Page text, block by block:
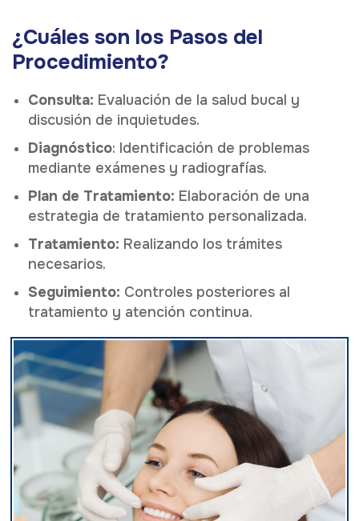
¿Cuáles son los Pasos del
Procedimiento?
Consulta: Evaluación de la salud bucal y
discusión de inquietudes.
Diagnóstico: Identificación de problemas
mediante exámenes y radiografías.
Plan de Tratamiento: Elaboración de una
estrategia de tratamiento personalizada.
Tratamiento: Realizando los trámites
necesarios.
Seguimiento: Controles posteriores al
tratamiento y atención continua.